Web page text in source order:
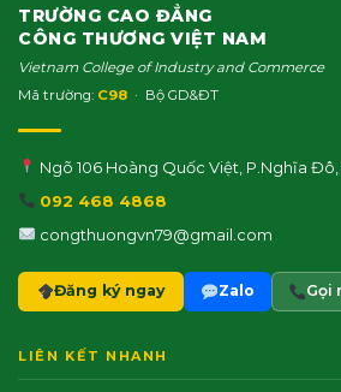
TRƯỜNG CAO ĐẲNG
CÔNG THƯƠNG VIỆT NAM
Vietnam College of Industry and Commerce
Mã trường: C98 · Bộ GD&ĐT
Ngõ 106 Hoàng Quốc Việt, P.Nghĩa Đô,
092 468 4868
congthuongvn79@gmail.com
Đăng ký ngay Zalo Gọi
LIÊN KẾT NHANH